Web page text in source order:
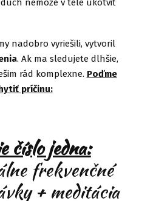
nemôže v tele ukotviť
nadobro vyriešili, vytvoril
. Ak ma sledujete dlhšie,
rád komplexne. Poďme
príčinu:
číslo jedna:
frekvenčné
+ meditácia